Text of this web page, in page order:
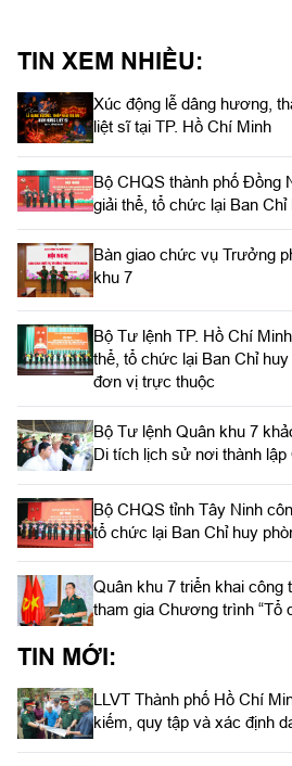
TIN XEM NHIỀU:
Xúc động lễ dâng hương,
liệt sĩ tại TP. Hồ Chí Minh
Bộ CHQS thành phố Đồng
giải thể, tổ chức lại Ban
Bàn giao chức vụ Trưởng
khu 7
Bộ Tư lệnh TP. Hồ Chí
thể, tổ chức lại Ban Chỉ
đơn vị trực thuộc
Bộ Tư lệnh Quân khu 7
Di tích lịch sử nơi thành lập
Bộ CHQS tỉnh Tây Ninh
tổ chức lại Ban Chỉ huy
Quân khu 7 triển khai
tham gia Chương trình “Tổ
TIN MỚI:
LLVT Thành phố Hồ Chí
kiếm, quy tập và xác định